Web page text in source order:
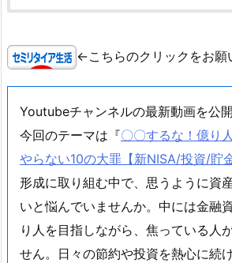
←こちらのクリックをお願
Youtubeチャンネルの最新動画を公開
今回のテーマは『〇〇するな！億り
やらない10の大罪【新NISA/投資/貯金
形成に取り組む中で、思うように資
いと悩んでいませんか。中には金融
り人を目指しながら、焦っている人
せん。日々の節約や投資を熱心に続